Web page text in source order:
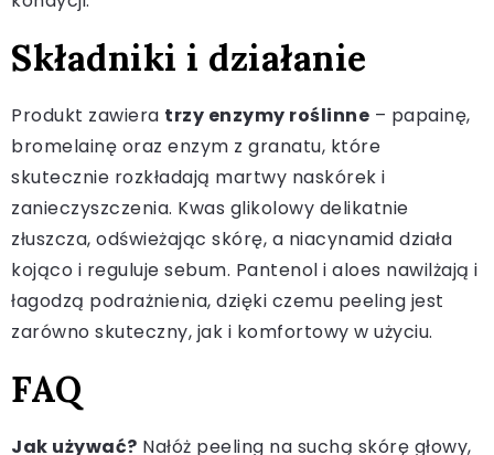
Składniki i działanie
Produkt zawiera trzy enzymy roślinne – papainę,
bromelainę oraz enzym z granatu, które
skutecznie rozkładają martwy naskórek i
zanieczyszczenia. Kwas glikolowy delikatnie
złuszcza, odświeżając skórę, a niacynamid działa
kojąco i reguluje sebum. Pantenol i aloes nawilżają i
łagodzą podrażnienia, dzięki czemu peeling jest
zarówno skuteczny, jak i komfortowy w użyciu.
FAQ
Jak używać? Nałóż peeling na suchą skórę głowy,